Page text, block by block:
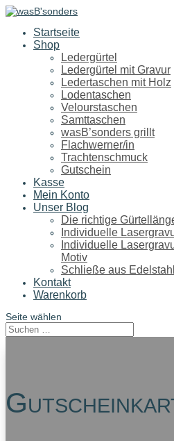
Startseite
Shop
Ledergürtel
Ledergürtel mit Gravur
Ledertaschen mit Holz
Lodentaschen
Velourstaschen
Samttaschen
wasB’sonders grillt
Flachwerner/in
Trachtenschmuck
Gutschein
Kasse
Mein Konto
Unser Blog
Die richtige
Individuelle
Individuelle
Motiv
Schließe aus
Kontakt
Warenkorb
Seite wählen